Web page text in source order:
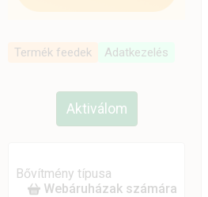
Termék feedek Adatkezelés
Aktiválom
Bővítmény típusa
Webáruházak számára